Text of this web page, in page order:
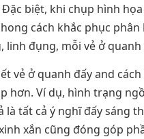
biệt, khi chụp hình
cách khắc phục
linh đụng, mỗi vẻ ở
vẻ ở quanh đấy and
hơn. Ví dụ, hình trạng
là tất cả ý nghĩ đấy sáng
xắn cũng đóng góp